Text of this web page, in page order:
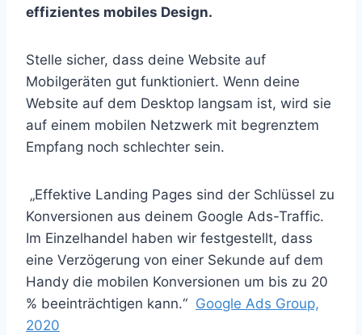
effizientes mobiles Design.
Stelle sicher, dass deine Website auf
Mobilgeräten gut funktioniert. Wenn deine
Website auf dem Desktop langsam ist, wird sie
auf einem mobilen Netzwerk mit begrenztem
Empfang noch schlechter sein.
„Effektive Landing Pages sind der Schlüssel zu
Konversionen aus deinem Google Ads-Traffic.
Im Einzelhandel haben wir festgestellt, dass
eine Verzögerung von einer Sekunde auf dem
Handy die mobilen Konversionen um bis zu 20
% beeinträchtigen kann.“ Google Ads Group,
2020